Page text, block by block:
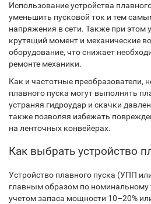
Использование устройства
уменьшить пусковой ток и тем
напряжения в сети. Также при этом
крутящий момент и механические
оборудование, что снижает
ремонте механики.
Как и частотные преобразователи,
плавного пуска могут выполнять
устраняя гидроудар и скачки
также позволяя избежать
на ленточных конвейерах.
Как выбрать устройство
Устройство плавного пуска (УПП
главным образом по номинальному
учетом запаса мощности 10–20%